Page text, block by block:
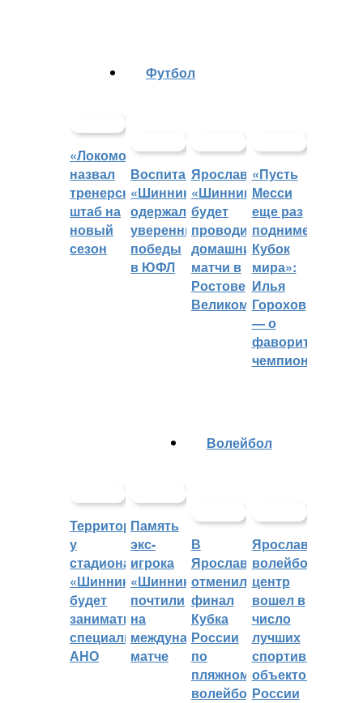
«Локомотив»
назвал
тренерский
штаб на
новый
сезон
Футбол
Воспитанники
«Шинника»
одержали
уверенные
победы
в ЮФЛ
Ярославский
«Шинник»
будет
проводить
домашние
матчи в
Ростове
Великом
«Пусть
Месси
еще раз
поднимет
Кубок
мира»:
Илья
Горохов
— о
фаворитах
чемпионата
Территорией
у
стадиона
«Шинник»
будет
заниматься
специальное
АНО
Память
экс-
игрока
«Шинника»
почтили
на
международном
матче
Волейбол
В
Ярославле
отменили
финал
Кубка
России
по
пляжному
волейболу
Ярославский
волейбольный
центр
вошел в
число
лучших
спортивных
объектов
России